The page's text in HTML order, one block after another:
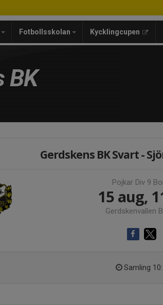
Fotbollsskolan Kycklingcupen
BK
Gerdskens BK Svart -
Pojkar Div 9
15 aug,
Gerdskenvallen
Samling